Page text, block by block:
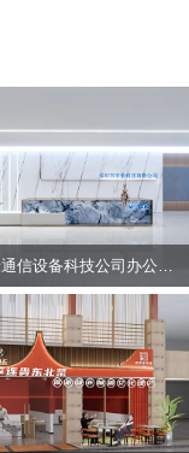
2500平米通信设备科技公司办公室设计 | 宇泰科技